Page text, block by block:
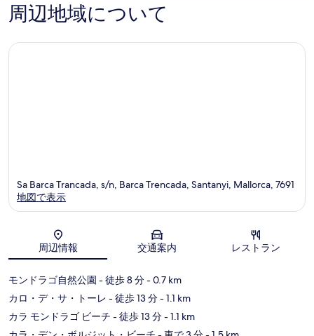
コ
ミ周辺地域について
地図
Sa Barca Trancada, s/n, Barca Trencada, Santanyi, Mallorca, 7691
地図で表示
周辺情報 交通案内 レストラン
モンドラゴ自然公園 - 徒歩 8 分- 0.7 km
カロ・デ・サ・トーレ - 徒歩 13 分- 1.1 km
カラ モンドラゴ ビーチ - 徒歩 13 分- 1.1 km